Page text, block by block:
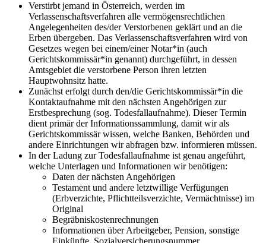
Verstirbt jemand in Österreich, werden im
Verlassenschaftsverfahren alle vermögensrechtlichen
Angelegenheiten des/der Verstorbenen geklärt und an die
Erben übergeben. Das Verlassenschaftsverfahren wird von
Gesetzes wegen bei einem/einer Notar*in (auch
Gerichtskommissär*in genannt) durchgeführt, in dessen
Amtsgebiet die verstorbene Person ihren letzten
Hauptwohnsitz hatte.
Zunächst erfolgt durch den/die Gerichtskommissär*in die
Kontaktaufnahme mit den nächsten Angehörigen zur
Erstbesprechung (sog. Todesfallaufnahme). Dieser Termin
dient primär der Informationssammlung, damit wir als
Gerichtskommissär wissen, welche Banken, Behörden und
andere Einrichtungen wir abfragen bzw. informieren müssen.
In der Ladung zur Todesfallaufnahme ist genau angeführt,
welche Unterlagen und Informationen wir benötigen:
Daten der nächsten Angehörigen
Testament und andere letztwillige Verfügungen
(Erbverzichte, Pflichtteilsverzichte, Vermächtnisse) im
Original
Begräbniskostenrechnungen
Informationen über Arbeitgeber, Pension, sonstige